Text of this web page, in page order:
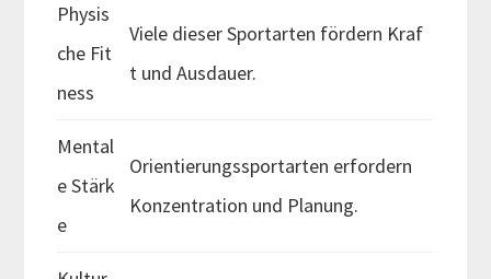
Physis
che Fit
ness
Viele dieser Sportarten fördern Kraf
t und Ausdauer.
Mental
e Stärk
e
Orientierungssportarten erfordern
Konzentration und Planung.